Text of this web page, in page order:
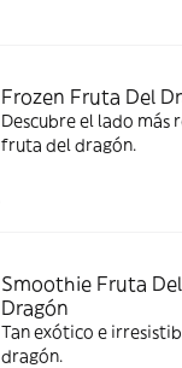
Frozen Fruta Del
Descubre el lado más
fruta del dragón.
Smoothie Fruta Del
Dragón
Tan exótico e
dragón.